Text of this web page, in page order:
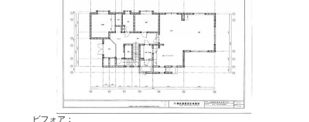
ビフォア：